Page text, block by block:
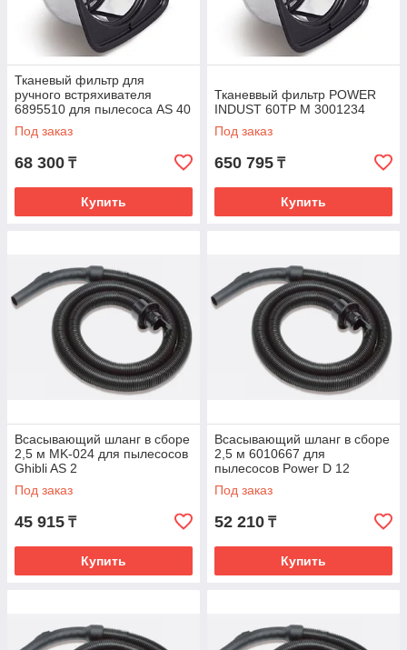
Тканевый фильтр для
ручного встряхивателя
6895510 для пылесоса AS 40
KS
Под заказ
68 300 ₸
Купить
Тканеввый фильтр POWER
INDUST 60TP M 3001234
Под заказ
650 795 ₸
Купить
Всасывающий шланг в сборе
2,5 м MK-024 для пылесосов
Ghibli AS 2
Под заказ
45 915 ₸
Купить
Всасывающий шланг в сборе
2,5 м 6010667 для
пылесосов Power D 12
Под заказ
52 210 ₸
Купить